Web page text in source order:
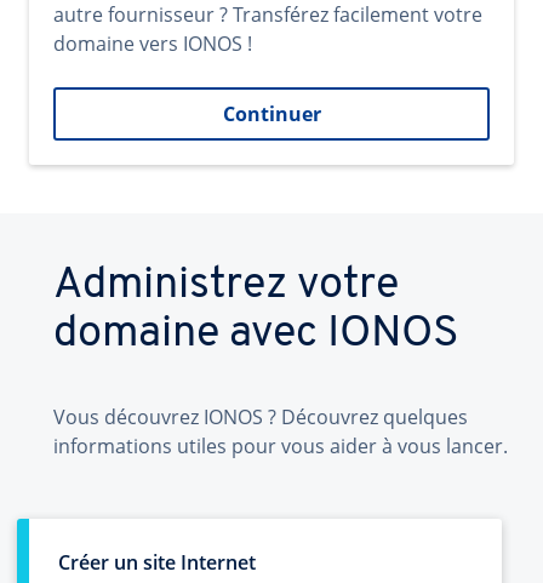
autre fournisseur ? Transférez facilement votre
domaine vers IONOS !
Continuer
Administrez votre
domaine avec IONOS
Vous découvrez IONOS ? Découvrez quelques
informations utiles pour vous aider à vous lancer.
Créer un site Internet